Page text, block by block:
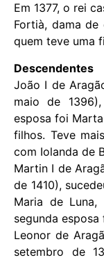
Em 1377, o rei
Fortià, dama de
quem teve uma
Descendentes
João I de
maio de
esposa foi
filhos. Teve
com Iolanda de
Martin I de
de 1410),
Maria de
segunda
Leonor de
setembro de